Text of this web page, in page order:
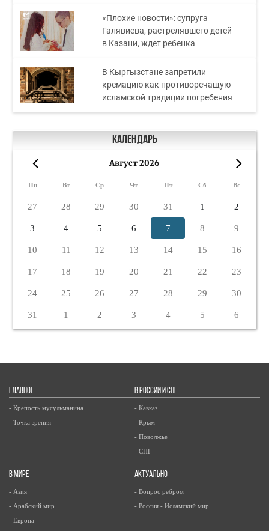
«Плохие новости»: супруга
Галявиева, растрелявшего детей
в Казани, ждет ребенка
В Кыргызстане запретили
кремацию как противоречащую
исламской традиции погребения
Календарь
Август 2026
Пн Вт Ср Чт Пт Сб Вс
27 28 29 30 31 1 2
3 4 5 6 7 8 9
10 11 12 13 14 15 16
17 18 19 20 21 22 23
24 25 26 27 28 29 30
31 1 2 3 4 5 6
ГЛАВНОЕ
- Крепость мусульманина
- Точка зрения
В РОССИИ И СНГ
- Кавказ
- Крым
- Поволжье
- СНГ
В МИРЕ
- Азия
- Арабский мир
- Европа
АКТУАЛЬНО
- Вопрос ребром
- Россия - Исламский мир